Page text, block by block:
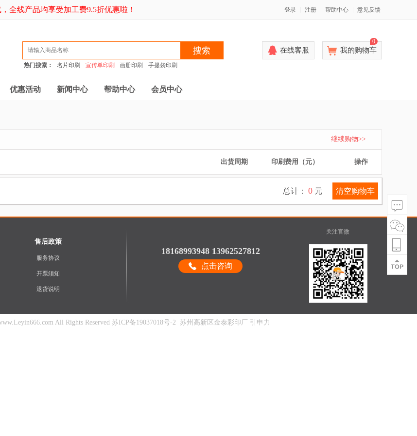
线产品均享受加工费9.5折优惠啦！ 登录 注册 帮助中心 意见反馈
搜索
热门搜索： 名片印刷 宣传单印刷 画册印刷 手提袋印刷
在线客服 我的购物车
0
优惠活动 新闻中心 帮助中心 会员中心
继续购物>>
出货周期 印刷费用（元） 操作
清空购物车
总计： 0 元
售后政策
服务协议
开票须知
退货说明
18168993948 13962527812
点击咨询
关注官微
All Rights Reserved 苏ICP备19037018号-2 苏州高新区金泰彩印厂 引申力